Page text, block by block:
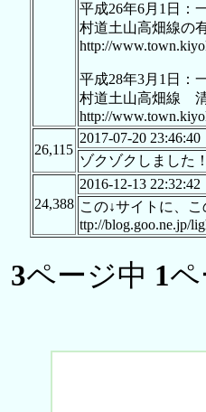
平成26年6月1日：
村道土山高畑線の
http://
平成28年3月1日：
村道土山高畑線
http://
26,115
2017-07-20 23:46:40
ゾクゾクしました
24,388
2016-12-13 22:32:42
この↓サイトに、
ttp://blog.goo.ne.jp/
3ページ中 1